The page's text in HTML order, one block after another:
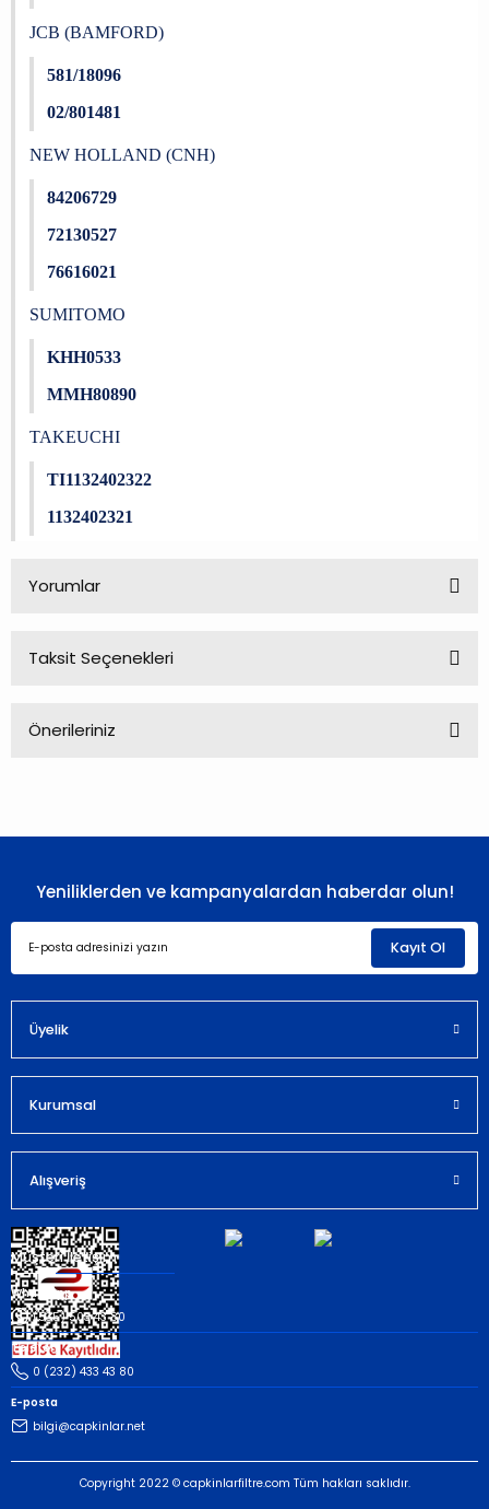
JCB (BAMFORD)
581/18096
02/801481
NEW HOLLAND (CNH)
84206729
72130527
76616021
SUMITOMO
KHH0533
MMH80890
TAKEUCHI
TI1132402322
1132402321
Yorumlar
Taksit Seçenekleri
Önerileriniz
Ürün resmi kalitesiz, bozuk veya görüntülenemiyor.
Bu ürüne benzer farklı alternatifler olmalı.
Yeniliklerden ve kampanyalardan haberdar olun!
Kayıt Ol
Üyelik
Kurumsal
Alışveriş
Müşteri İletişim
Whatsapp
(535) 503 43 80
Telefon
0 (232) 433 43 80
E-posta
bilgi@capkinlar.net
Copyright 2022 © capkinlarfiltre.com Tüm hakları saklıdır.